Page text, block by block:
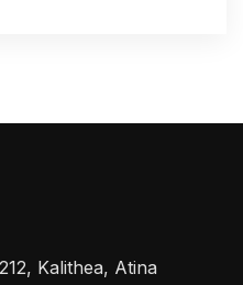
Kalithea, Atina